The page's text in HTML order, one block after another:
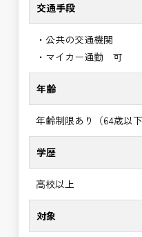
交通手段
・公共の交通機関
・マイカー通勤 可
年齢
年齢制限あり（64歳以
学歴
高校以上
対象